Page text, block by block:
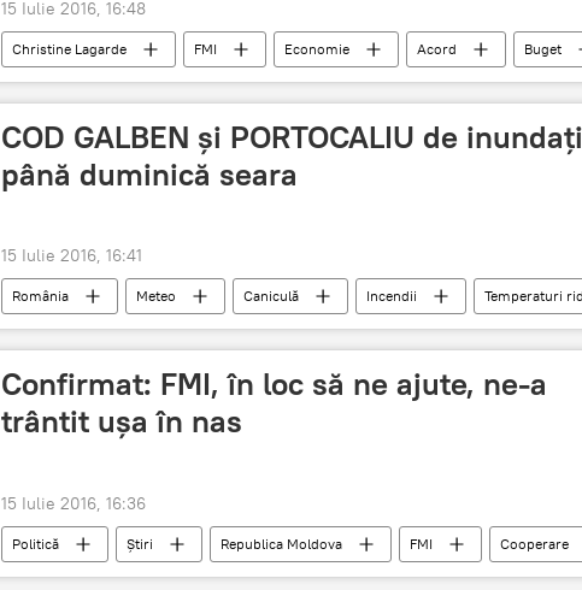
15 Iulie 2016, 16:48
Christine Lagarde FMI Economie Acord Buget
COD GALBEN şi PORTOCALIU de
până duminică seara
15 Iulie 2016, 16:41
România Meteo Caniculă Incendii Temperaturi
inundații
avertizare Cod
Confirmat: FMI, în loc să ne ajute, ne-a
trântit ușa în nas
15 Iulie 2016, 16:36
Politică Știri Republica Moldova FMI Cooperare
Negocieri
Memorandum Deficit bugetar
Guvernul